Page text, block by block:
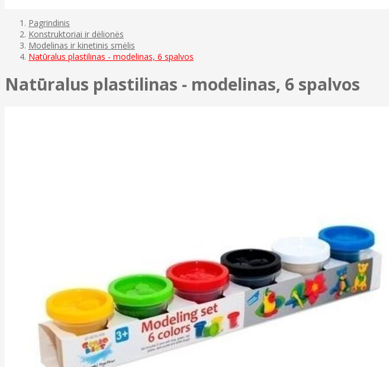
Pagrindinis
Konstruktoriai ir dėlionės
Modelinas ir kinetinis smėlis
Natūralus plastilinas - modelinas, 6 spalvos
Natūralus plastilinas - modelinas, 6 spalvos